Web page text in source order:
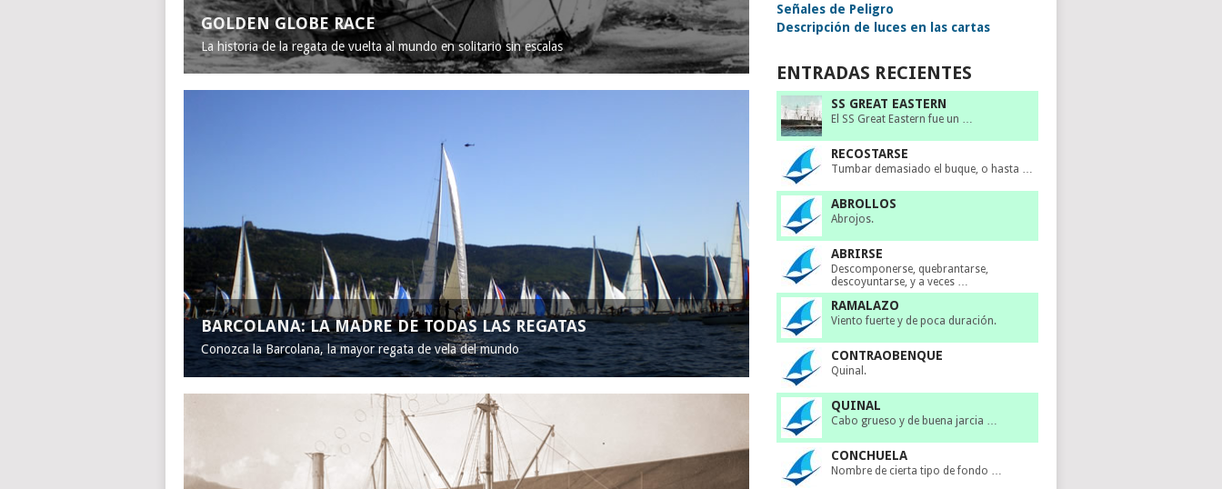
GOLDEN GLOBE RACE
La historia de la regata de vuelta al mundo en solitario sin escalas
BARCOLANA: LA MADRE DE TODAS LAS REGATAS
Conozca la Barcolana, la mayor regata de vela del mundo
Señales de Peligro
Descripción de luces en las cartas
ENTRADAS RECIENTES
SS GREAT EASTERN
El SS Great Eastern fue un …
RECOSTARSE
Tumbar demasiado el buque, o hasta …
ABROLLOS
Abrojos.
ABRIRSE
Descomponerse, quebrantarse,
descoyuntarse, y a veces …
RAMALAZO
Viento fuerte y de poca duración.
CONTRAOBENQUE
Quinal.
QUINAL
Cabo grueso y de buena jarcia …
CONCHUELA
Nombre de cierta tipo de fondo …